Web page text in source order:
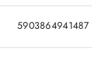
5903864941487